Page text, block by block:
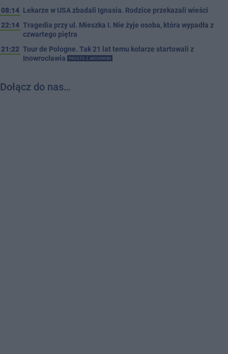
08:14 Lekarze w USA zbadali Ignasia. Rodzice przekazali wieści
22:14 Tragedia przy ul. Mieszka I. Nie żyje osoba, która wypadła z
czwartego piętra
21:22 Tour de Pologne. Tak 21 lat temu kolarze startowali z
Inowrocławia
PROSTO Z ARCHIWUM
Dołącz do nas…